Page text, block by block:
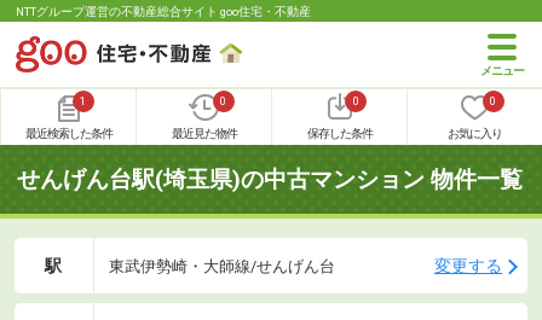
NTTグループ運営の不動産総合サイト goo住宅・不動産
1
最近検索した条件
0
最近見た物件
0
保存した条件
0
お気に入り
せんげん台駅(埼玉県)の中古マンション 物件一覧
駅 東武伊勢崎・大師線/せんげん台 変更する